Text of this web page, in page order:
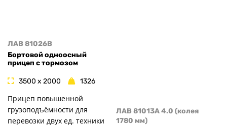
ЛАВ 81026B
Бортовой одноосный
прицеп с тормозом
3500 x 2000 1326
Прицеп повышенной
грузоподъёмности для
перевозки двух ед. техники
ЛАВ 81013A 4.0 (колея
1780 мм)